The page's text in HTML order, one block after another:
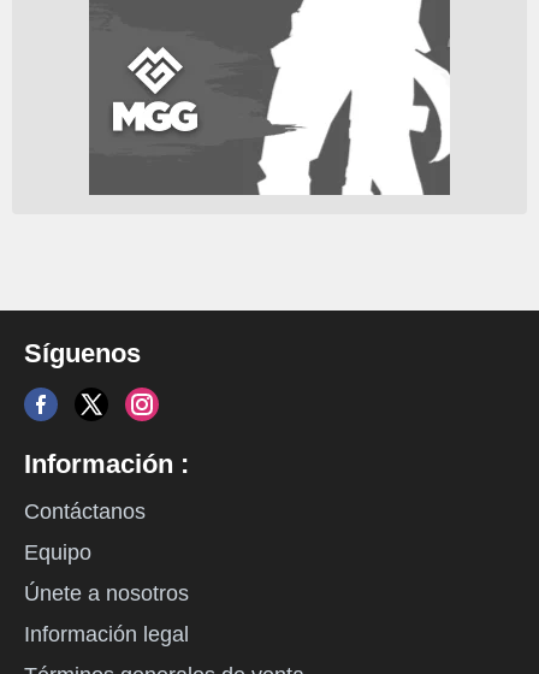
Síguenos
Información :
Contáctanos
Equipo
Únete a nosotros
Información legal